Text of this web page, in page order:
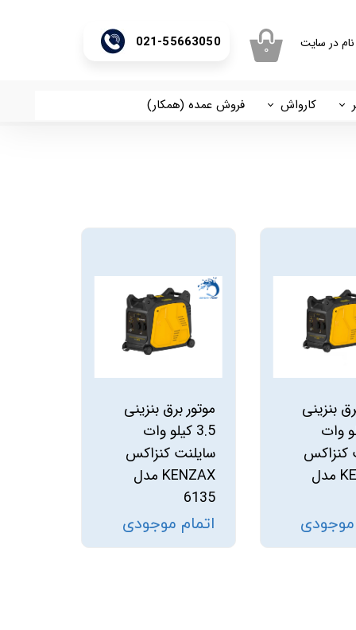
021-55663050 در سایت
کارواش فروش عمده (همکار)
۰
بنزینی
وات
کنزاکس
KENZAX مدل
موجودی
موتور برق بنزینی
3.5 کیلو وات
سایلنت کنزاکس
KENZAX مدل
6135
اتمام موجودی